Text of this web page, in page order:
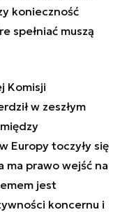
konieczność
spełniać muszą
Komisji
w zeszłym
Europy toczyły się
prawo wejść na
jest
koncernu i